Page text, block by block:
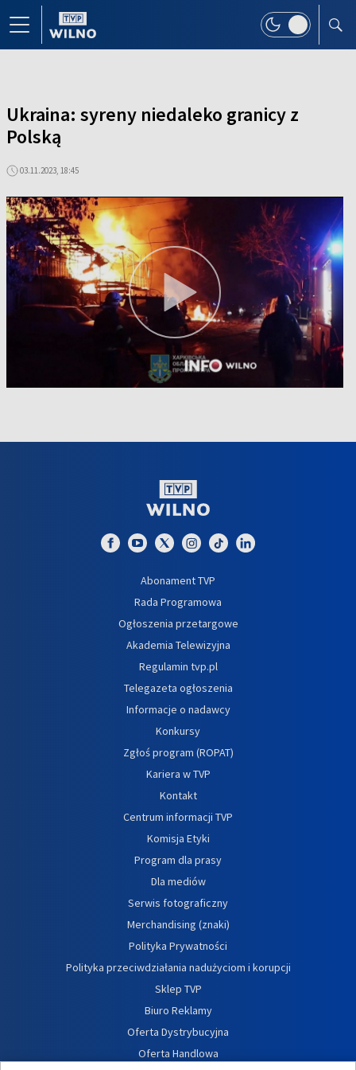
Ukraina: syreny niedaleko granicy z
Polską
03.11.2023, 18:45
Abonament TVP
Rada Programowa
Ogłoszenia przetargowe
Akademia Telewizyjna
Regulamin tvp.pl
Telegazeta ogłoszenia
Informacje o nadawcy
Konkursy
Zgłoś program (ROPAT)
Kariera w TVP
Kontakt
Centrum informacji TVP
Komisja Etyki
Program dla prasy
Dla mediów
Serwis fotograficzny
Merchandising (znaki)
Polityka Prywatności
Polityka przeciwdziałania nadużyciom i korupcji
Sklep TVP
Biuro Reklamy
Oferta Dystrybucyjna
Oferta Handlowa